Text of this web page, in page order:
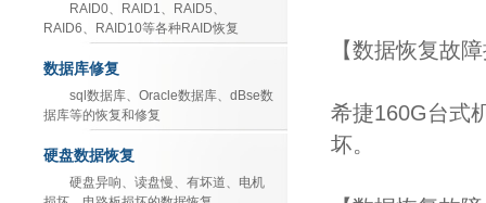
RAID0、RAID1、RAID5、
RAID6、RAID10等各种RAID恢复
数据库修复
sql数据库、Oracle数据库、dBse数
据库等的恢复和修复
硬盘数据恢复
硬盘异响、读盘慢、有坏道、电机
【数据恢复故
希捷160G台式
坏。